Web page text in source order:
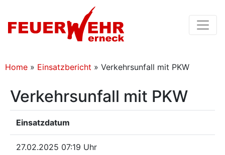
Home » Einsatzbericht » Verkehrsunfall mit PKW
Verkehrsunfall mit PKW
Einsatzdatum
27.02.2025 07:19 Uhr